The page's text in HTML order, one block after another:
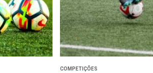
COMPETIÇÕES